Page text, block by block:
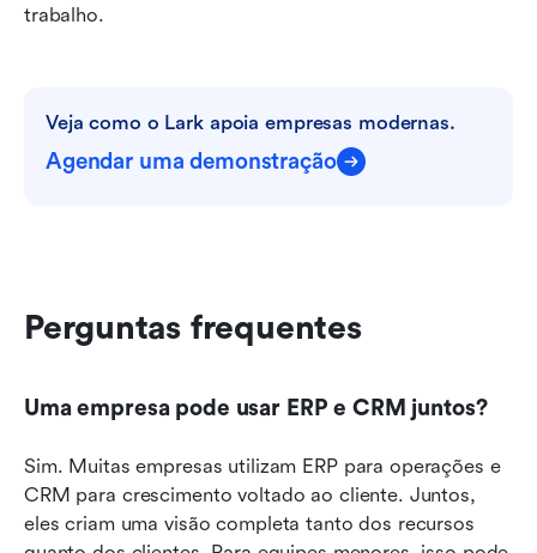
trabalho.
Veja como o Lark apoia empresas modernas.
Agendar uma demonstração
Perguntas frequentes
Uma empresa pode usar ERP e CRM juntos?
Sim. Muitas empresas utilizam ERP para operações e
CRM para crescimento voltado ao cliente. Juntos,
eles criam uma visão completa tanto dos recursos